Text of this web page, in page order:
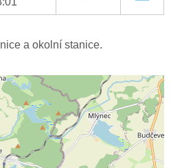
a okolní stanice.